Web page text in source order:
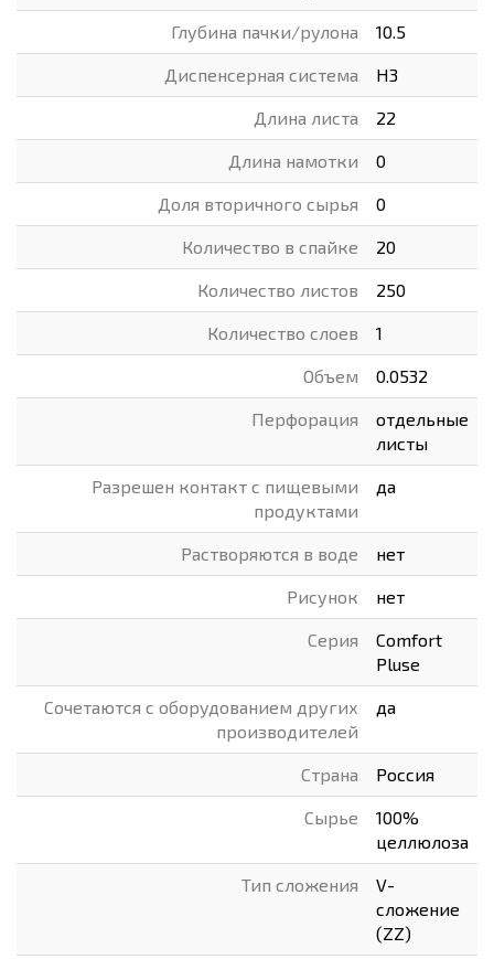
Глубина пачки/рулона 10.5
Диспенсерная система H3
Длина листа 22
Длина намотки 0
Доля вторичного сырья 0
Количество в спайке 20
Количество листов 250
Количество слоев 1
Объем 0.0532
Перфорация
отдельные
листы
Разрешен контакт с пищевыми
продуктами
да
Растворяются в воде нет
Рисунок нет
Серия
Comfort
Pluse
Сочетаются с оборудованием других
производителей
да
Страна Россия
Сырье
100%
целлюлоза
Тип сложения
V-
сложение
(ZZ)